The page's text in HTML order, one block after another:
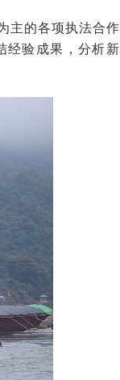
主的各项执法合
经验成果，分析